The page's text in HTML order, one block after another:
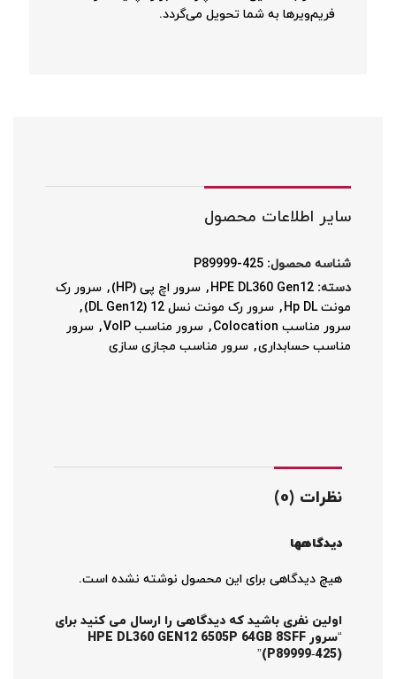
فریم‌ویرها به شما تحویل می‌گردد.
سایر اطلاعات محصول
شناسه محصول: P89999-425
دسته: HPE DL360 Gen12
, سرور اچ پی (HP) , سرور رک
مونت Hp DL
, سرور رک مونت نسل 12 (DL Gen12)
,
سرور مناسب Colocation
, سرور مناسب VoIP , سرور
مناسب حسابداری, سرور مناسب مجازی سازی
نظرات (0)
دیدگاهها
هیچ دیدگاهی برای این محصول نوشته نشده است.
اولین نفری باشید که دیدگاهی را ارسال می کنید برای
“سرور HPE DL360 GEN12 6505P 64GB 8SFF
(P89999‑425)”